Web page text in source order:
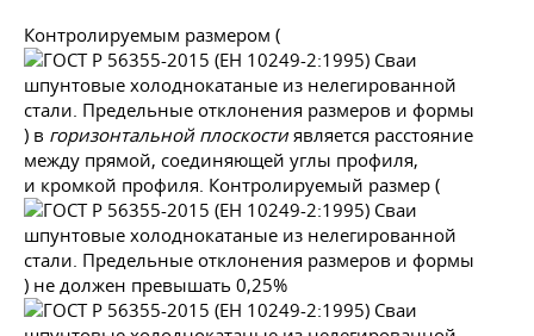
Контролируемым размером (
) в горизонтальной плоскостиявляется расстояние
между прямой, соединяющей углы профиля,
и кромкой профиля. Контролируемый размер (
) не должен превышать 0,25%